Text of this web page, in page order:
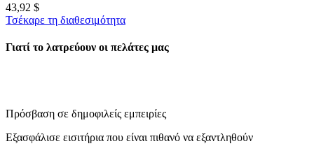
43,92 $
Τσέκαρε τη διαθεσιμότητα
Γιατί το λατρεύουν οι πελάτες μας
Πρόσβαση σε δημοφιλείς εμπειρίες
Εξασφάλισε εισιτήρια που είναι πιθανό να εξαντληθούν